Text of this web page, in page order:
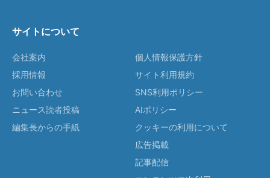
サイトについて
会社案内
採用情報
お問い合わせ
ニュース読者投稿
編集長からの手紙
個人情報保護方針
サイト利用規約
SNS利用ポリシー
AIポリシー
クッキーの利用について
広告掲載
記事配信